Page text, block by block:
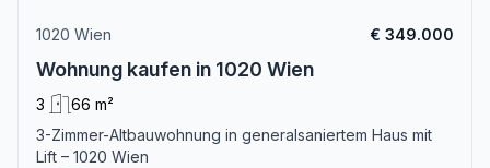
1020 Wien € 349.000
Wohnung kaufen in 1020 Wien
3
66 m²
3-Zimmer-Altbauwohnung in generalsaniertem Haus mit
Lift – 1020 Wien